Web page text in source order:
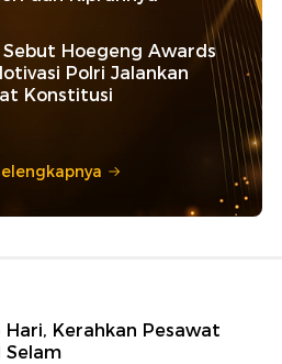
Sebut Hoegeng Awards
Polri Jalankan
Konstitusi
Hari, Kerahkan Pesawat
Selam